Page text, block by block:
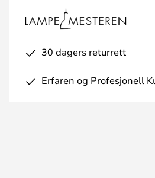
30 dagers returrett
Erfaren og Profesjonell